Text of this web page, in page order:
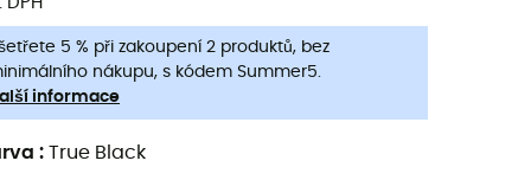
5 % při zakoupení 2 produktů, bez
nákupu, s kódem Summer5.
informace
: True Black